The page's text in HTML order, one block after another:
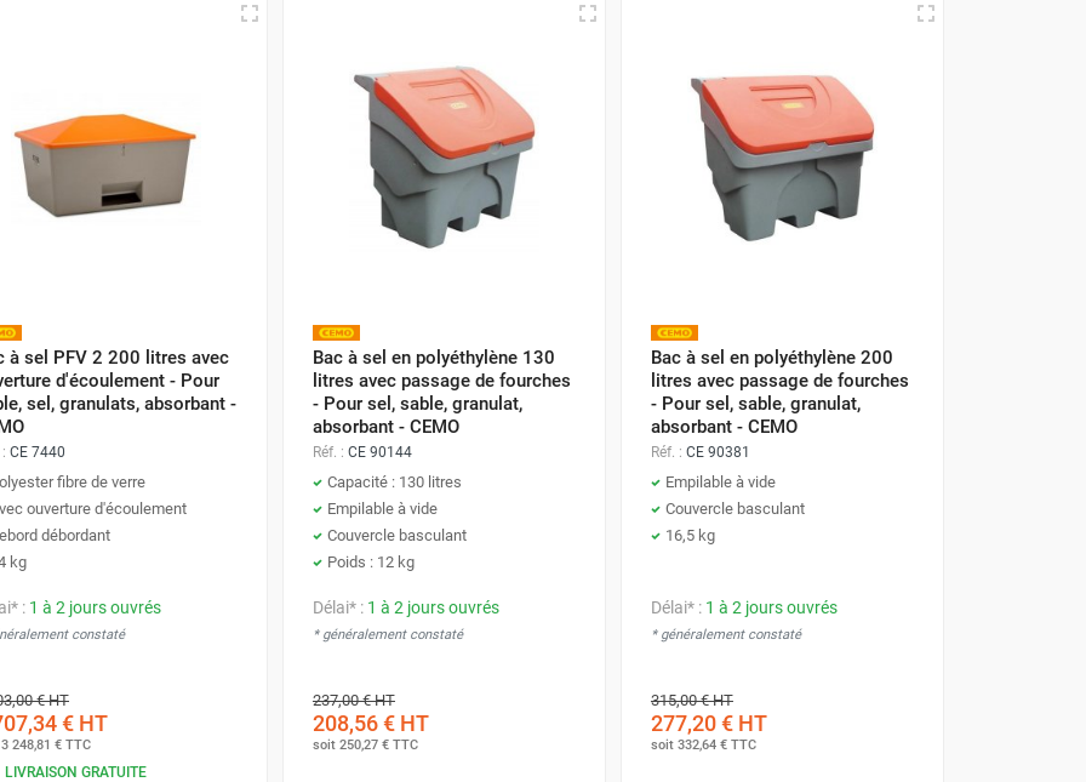
à sel PFV 2 200 litres avec
d'écoulement - Pour
sel, granulats, absorbant -
CE 7440
fibre de verre
ouverture d'écoulement
débordant
kg
: 1 à 2 jours ouvrés
constaté
€HT
€ HT
3 248,81 € TTC
LIVRAISON GRATUITE
Bac à sel en polyéthylène 130
litres avec passage de fourches
- Pour sel, sable, granulat,
absorbant - CEMO
Réf. : CE 90144
Capacité : 130 litres
Empilable à vide
Couvercle basculant
Poids : 12 kg
Délai* : 1 à 2 jours ouvrés
* généralement constaté
237,00 €HT
208,56 €HT
soit 250,27 €TTC
Bac à sel en polyéthylène 200
litres avec passage de fourches
- Pour sel, sable, granulat,
absorbant - CEMO
Réf. : CE 90381
Empilable à vide
Couvercle basculant
16,5 kg
Délai* : 1 à 2 jours ouvrés
* généralement constaté
315,00 €HT
277,20 €HT
soit 332,64 €TTC